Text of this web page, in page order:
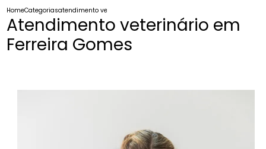
HomeCategoriasatendimento veterinario ferreira gomes
Atendimento veterinário em
Ferreira Gomes